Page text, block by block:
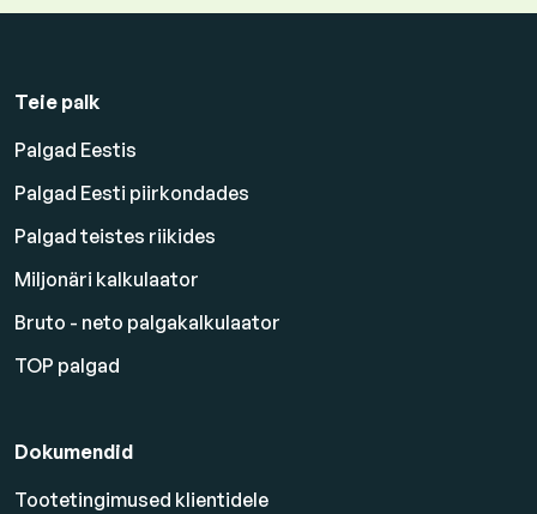
Teie palk
Palgad Eestis
Palgad Eesti piirkondades
Palgad teistes riikides
Miljonäri kalkulaator
Bruto - neto palgakalkulaator
TOP palgad
Dokumendid
Tootetingimused klientidele